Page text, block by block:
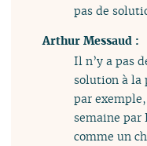
pas de
Arthur Messaud :
Il n’y a pas
solution à la
par
semaine par
comme un